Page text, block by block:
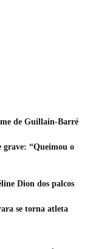
de Guillain-Barré
grave: “Queimou o
Dion dos palcos
se torna atleta